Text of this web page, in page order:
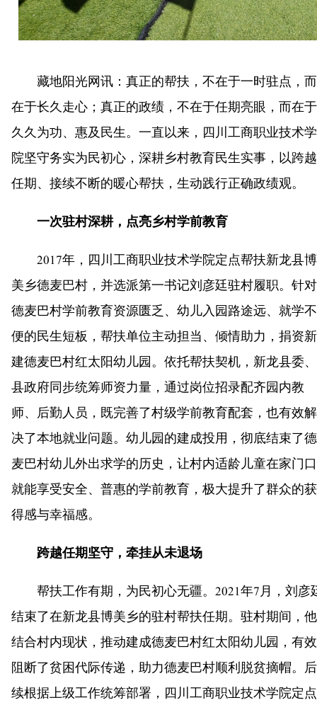
藏地阳光网讯：真正的帮扶，不在于一时驻点，而
在于长久走心；真正的政绩，不在于任期亮眼，而在于
久久为功、惠及民生。一直以来，四川工商职业技术学
院坚守务实为民初心，深耕乡村教育民生实事，以跨越
任期、接续不断的暖心帮扶，生动践行正确政绩观。
一次驻村深耕，点亮乡村学前教育
2017年，四川工商职业技术学院定点帮扶新龙县博
美乡德麦巴村，并选派第一书记刘彦廷驻村履职。针对
德麦巴村学前教育资源匮乏、幼儿入园路途远、就学不
便的民生短板，帮扶单位主动担当、倾情助力，捐资新
建德麦巴村红太阳幼儿园。依托帮扶契机，新龙县委、
县政府同步统筹师资力量，通过岗位招录配齐园内教
师、后勤人员，既完善了村级学前教育配套，也有效解
决了本地就业问题。幼儿园的建成投用，彻底结束了德
麦巴村幼儿外出求学的历史，让村内适龄儿童在家门口
就能享受安全、普惠的学前教育，极大提升了群众的获
得感与幸福感。
跨越任期坚守，牵挂从未退场
帮扶工作有期，为民初心无疆。2021年7月，刘彦
结束了在新龙县博美乡的驻村帮扶任期。驻村期间，他
结合村内现状，推动建成德麦巴村红太阳幼儿园，有效
阻断了贫困代际传递，助力德麦巴村顺利脱贫摘帽。后
续根据上级工作统筹部署，四川工商职业技术学院定点